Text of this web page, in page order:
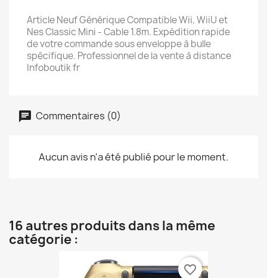
Article Neuf Générique Compatible Wii, WiiU et
Nes Classic Mini - Cable 1.8m. Expédition rapide
de votre commande sous enveloppe à bulle
spécifique. Professionnel de la vente à distance
Infoboutik fr
Commentaires (0)
Aucun avis n'a été publié pour le moment.
16 autres produits dans la même
catégorie :
favorite_border